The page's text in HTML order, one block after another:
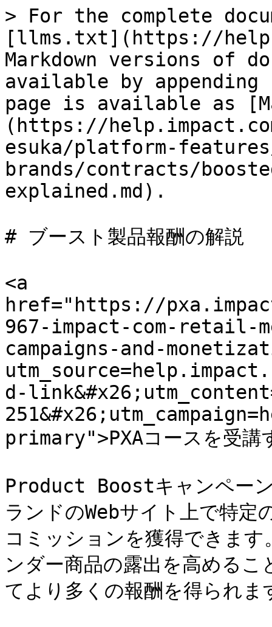
> For the complete
[llms.txt](https://
Markdown versions of
available by
page is available as
(https://
esuka/platform-
brands/contracts/
explained.md).
# ブースト製品報酬の解説
<a
href="https://
967-impact-com-retail-
campaigns-and-
d-
primary">PXAコースを受講
Product Boostキャンペーン
ランドのWebサイト上で特
コミッションを獲得できま
ンダー商品の露出を高める
てより多くの報酬を得られま